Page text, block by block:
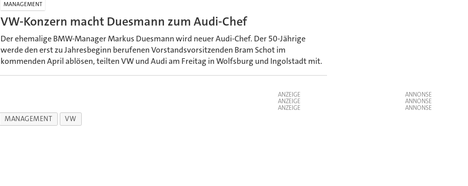
MANAGEMENT
VW-Konzern macht Duesmann zum Audi-Chef
Der ehemalige BMW-Manager Markus Duesmann wird neuer Audi-Chef. Der 50-Jährige
werde den erst zu Jahresbeginn berufenen Vorstandsvorsitzenden Bram Schot im
kommenden April ablösen, teilten VW und Audi am Freitag in Wolfsburg und Ingolstadt mit.
ANZEIGE
ANZEIGE
ANZEIGE
MANAGEMENT VW